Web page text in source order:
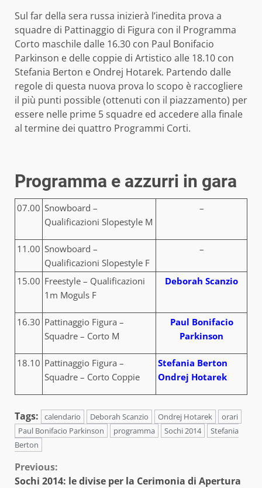
Sul far della sera russa inizierà l’inedita prova a
squadre di Pattinaggio di Figura con il Programma
Corto maschile dalle 16.30 con Paul Bonifacio
Parkinson e delle coppie di Artistico alle 18.10 con
Stefania Berton e Ondrej Hotarek. Partendo dalle
regole di questa nuova prova lo scopo è raccogliere
il più punti possible (ottenuti con il piazzamento) per
essere nelle prime 5 squadre ed accedere alla finale
al termine dei quattro Programmi Corti.
Programma e azzurri in gara
07.00 Snowboard –
Qualificazioni Slopestyle M
–
11.00 Snowboard –
Qualificazioni Slopestyle F
–
15.00 Freestyle – Qualificazioni
1m Moguls F
Deborah Scanzio
16.30 Pattinaggio Figura –
Squadre – Corto M
Paul Bonifacio
Parkinson
18.10 Pattinaggio Figura –
Squadre – Corto Coppie
Stefania Berton
Ondrej Hotarek
Tags: calendario Deborah Scanzio Ondrej Hotarek
orari
Paul Bonifacio Parkinson
programma Sochi 2014
Stefania
Berton
Continue
Previous:
Sochi 2014: le divise per la Cerimonia di Apertura